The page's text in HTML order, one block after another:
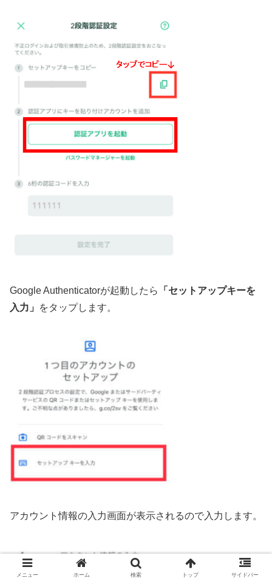
Google Authenticatorが起動したら
「セットアップキーを
入力」
をタップします。
アカウント情報の入力画面が表示されるので入力します。
メニュー ホーム 検索 トップ サイドバー